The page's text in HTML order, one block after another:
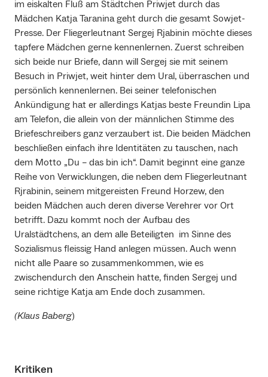
im eiskalten Fluß am Städtchen Priwjet durch das
Mädchen Katja Taranina geht durch die gesamt Sowjet-
Presse. Der Fliegerleutnant Sergej Rjabinin möchte dieses
tapfere Mädchen gerne kennenlernen. Zuerst schreiben
sich beide nur Briefe, dann will Sergej sie mit seinem
Besuch in Priwjet, weit hinter dem Ural, überraschen und
persönlich kennenlernen. Bei seiner telefonischen
Ankündigung hat er allerdings Katjas beste Freundin Lipa
am Telefon, die allein von der männlichen Stimme des
Briefeschreibers ganz verzaubert ist. Die beiden Mädchen
beschließen einfach ihre Identitäten zu tauschen, nach
dem Motto „Du – das bin ich“. Damit beginnt eine ganze
Reihe von Verwicklungen, die neben dem Fliegerleutnant
Rjrabinin, seinem mitgereisten Freund Horzew, den
beiden Mädchen auch deren diverse Verehrer vor Ort
betrifft. Dazu kommt noch der Aufbau des
Uralstädtchens, an dem alle Beteiligten im Sinne des
Sozialismus fleissig Hand anlegen müssen. Auch wenn
nicht alle Paare so zusammenkommen, wie es
zwischendurch den Anschein hatte, finden Sergej und
seine richtige Katja am Ende doch zusammen.
(Klaus Baberg)
Kritiken